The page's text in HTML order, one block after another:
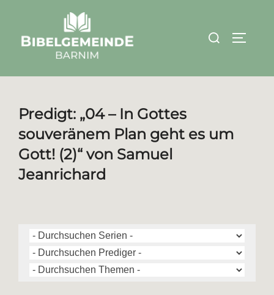
springen
Suchen
Predigt: „04 – In Gottes
souveränem Plan geht es um
Gott! (2)“ von Samuel
Jeanrichard